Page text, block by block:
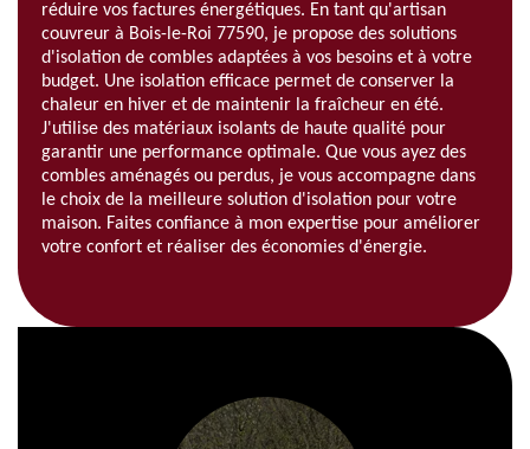
réduire vos factures énergétiques. En tant qu'artisan
couvreur à Bois-le-Roi 77590, je propose des solutions
d'isolation de combles adaptées à vos besoins et à votre
budget. Une isolation efficace permet de conserver la
chaleur en hiver et de maintenir la fraîcheur en été.
J'utilise des matériaux isolants de haute qualité pour
garantir une performance optimale. Que vous ayez des
combles aménagés ou perdus, je vous accompagne dans
le choix de la meilleure solution d'isolation pour votre
maison. Faites confiance à mon expertise pour améliorer
votre confort et réaliser des économies d'énergie.